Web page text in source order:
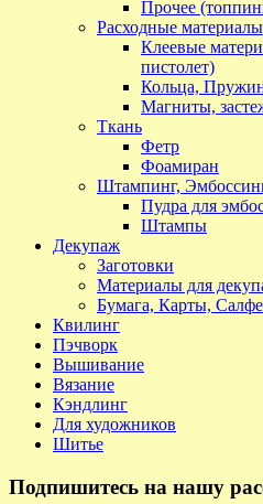
Прочее
Расходные материалы
Клеевые
пистолет)
Кольца,
Магниты,
Ткань
Фетр
Фоамиран
Штампинг,
Пудра для
Штампы
Декупаж
Заготовки
Материалы для
Бумага, Карты,
Квилинг
Пэчворк
Вышивание
Вязание
Кэндлинг
Для художников
Шитье
Подпишитесь на нашу